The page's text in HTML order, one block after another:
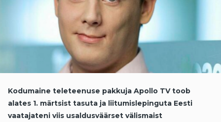
Kodumaine teleteenuse pakkuja Apollo TV toob
alates 1. märtsist tasuta ja liitumislepinguta Eesti
vaatajateni viis usaldusväärset välismaist